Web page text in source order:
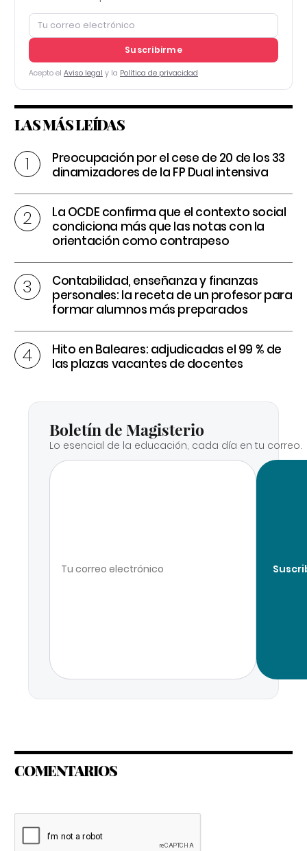
Suscribirme
Acepto el Aviso legal y la Política de privacidad
LAS MÁS LEÍDAS
Preocupación por el cese de 20 de los 33
dinamizadores de la FP Dual intensiva
La OCDE confirma que el contexto social
condiciona más que las notas con la
orientación como contrapeso
Contabilidad, enseñanza y finanzas
personales: la receta de un profesor para
formar alumnos más preparados
Hito en Baleares: adjudicadas el 99 % de
las plazas vacantes de docentes
Boletín de Magisterio
Lo esencial de la educación, cada día en tu correo.
COMENTARIOS